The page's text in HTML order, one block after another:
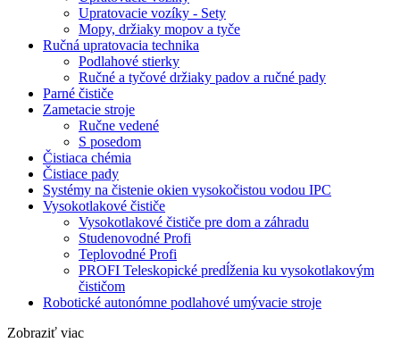
Upratovacie vozíky - Sety
Mopy, držiaky mopov a tyče
Ručná upratovacia technika
Podlahové stierky
Ručné a tyčové držiaky padov a ručné pady
Parné čističe
Zametacie stroje
Ručne vedené
S posedom
Čistiaca chémia
Čistiace pady
Systémy na čistenie okien vysokočistou vodou IPC
Vysokotlakové čističe
Vysokotlakové čističe pre dom a záhradu
Studenovodné Profi
Teplovodné Profi
PROFI Teleskopické predĺženia ku vysokotlakovým
čističom
Robotické autonómne podlahové umývacie stroje
Zobraziť viac